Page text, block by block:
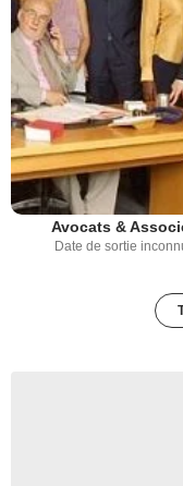
Avocats &
Date de sortie